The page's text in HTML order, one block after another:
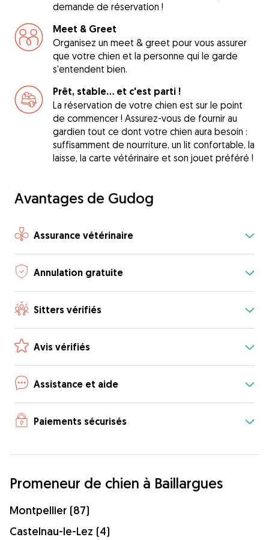
demande de réservation !
Meet & Greet
Organisez un meet & greet pour vous assurer
que votre chien et la personne qui le garde
s'entendent bien.
Prêt, stable... et c'est parti !
La réservation de votre chien est sur le point
de commencer ! Assurez-vous de fournir au
gardien tout ce dont votre chien aura besoin :
suffisamment de nourriture, un lit confortable, la
laisse, la carte vétérinaire et son jouet préféré !
Avantages de Gudog
Assurance vétérinaire
Annulation gratuite
Sitters vérifiés
Avis vérifiés
Assistance et aide
Paiements sécurisés
Promeneur de chien à Baillargues
Montpellier (87)
Castelnau-le-Lez (4)